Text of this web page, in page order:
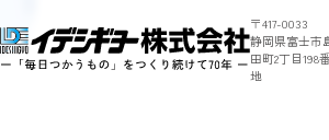
〒417-0033
静岡県富士市
田町2丁目198
地